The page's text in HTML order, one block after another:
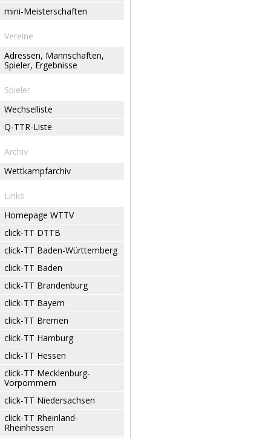
mini-Meisterschaften
Vereine
Adressen, Mannschaften,
Spieler, Ergebnisse
Spieler
Wechselliste
Q-TTR-Liste
Archiv
Wettkampfarchiv
Links
Homepage WTTV
click-TT DTTB
click-TT Baden-Württemberg
click-TT Baden
click-TT Brandenburg
click-TT Bayern
click-TT Bremen
click-TT Hamburg
click-TT Hessen
click-TT Mecklenburg-
Vorpommern
click-TT Niedersachsen
click-TT Rheinland-
Rheinhessen